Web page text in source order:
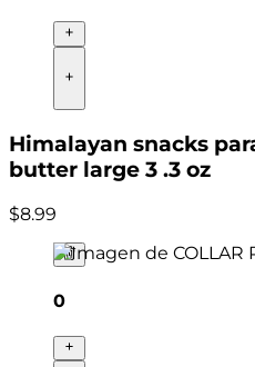
Himalayan snacks
butter large 3 .3 oz
$8.99
0